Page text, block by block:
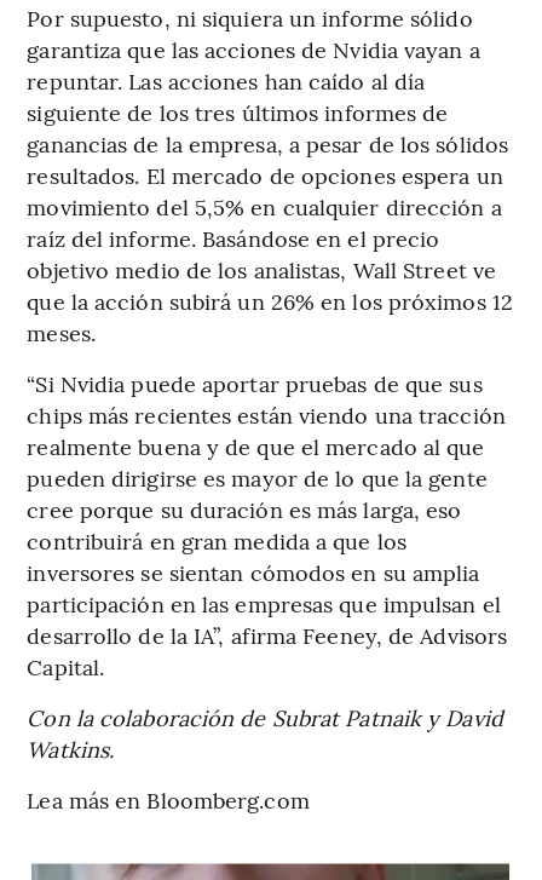
Por supuesto, ni siquiera un informe sólido
garantiza que las acciones de Nvidia vayan a
repuntar. Las acciones han caído al día
siguiente de los tres últimos informes de
ganancias de la empresa, a pesar de los sólidos
resultados. El mercado de opciones espera un
movimiento del 5,5% en cualquier dirección a
raíz del informe. Basándose en el precio
objetivo medio de los analistas, Wall Street ve
que la acción subirá un 26% en los próximos 12
meses.
“Si Nvidia puede aportar pruebas de que sus
chips más recientes están viendo una tracción
realmente buena y de que el mercado al que
pueden dirigirse es mayor de lo que la gente
cree porque su duración es más larga, eso
contribuirá en gran medida a que los
inversores se sientan cómodos en su amplia
participación en las empresas que impulsan el
desarrollo de la IA”, afirma Feeney, de Advisors
Capital.
Con la colaboración de Subrat Patnaik y David
Watkins.
Lea más en Bloomberg.com